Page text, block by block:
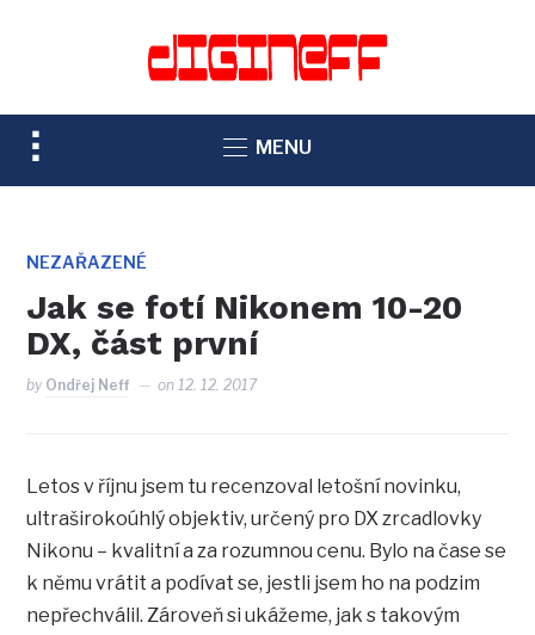
TOGGLE
SIDEBAR
NAVIGATION
MENU
NEZAŘAZENÉ
Jak se fotí Nikonem 10-20
DX, část první
by Ondřej Neff on12. 12. 2017
Letos v říjnu jsem tu recenzoval letošní novinku,
ultraširokoúhlý objektiv, určený pro DX zrcadlovky
Nikonu – kvalitní a za rozumnou cenu. Bylo na čase se
k němu vrátit a podívat se, jestli jsem ho na podzim
nepřechválil. Zároveň si ukážeme, jak s takovým